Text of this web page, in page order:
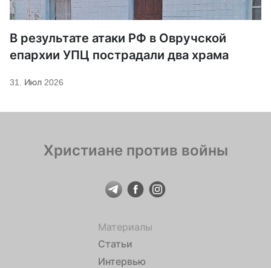
В результате атаки РФ в Овручской
епархии УПЦ пострадали два храма
31. Июл 2026
Христиане против войны
Материалы
Статьи
Интервью